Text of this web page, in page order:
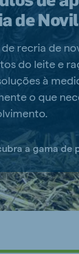
de
recria de
do leite e
à
o que
a gama de